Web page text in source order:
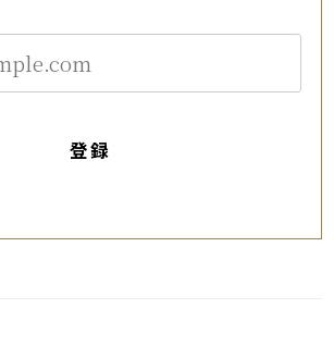
登録